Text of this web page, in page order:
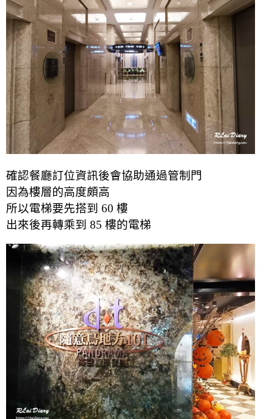
確認餐廳訂位資訊後會協助通過管制門
因為樓層的高度頗高
所以電梯要先搭到 60 樓
出來後再轉乘到 85 樓的電梯